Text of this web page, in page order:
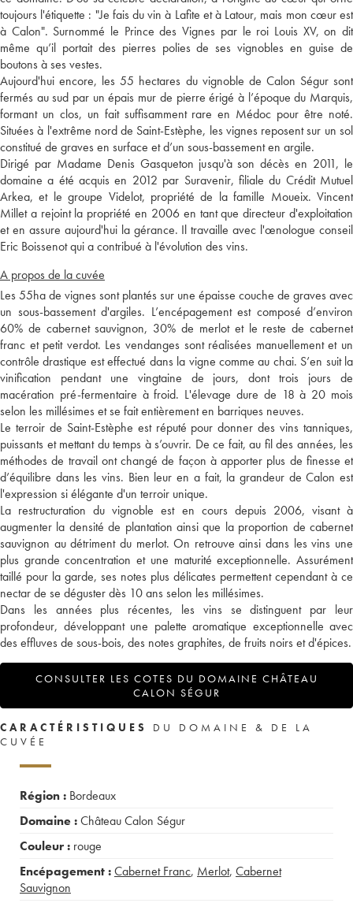
toujours l'étiquette : "Je fais du vin à Lafite et à Latour, mais mon cœur est
à Calon". Surnommé le Prince des Vignes par le roi Louis XV, on dit
même qu’il portait des pierres polies de ses vignobles en guise de
boutons à ses vestes.
Aujourd'hui encore, les 55 hectares du vignoble de Calon Ségur sont
fermés au sud par un épais mur de pierre érigé à l’époque du Marquis,
formant un clos, un fait suffisamment rare en Médoc pour être noté.
Situées à l'extrême nord de Saint-Estèphe, les vignes reposent sur un sol
constitué de graves en surface et d’un sous-bassement en argile.
Dirigé par Madame Denis Gasqueton jusqu'à son décès en 2011, le
domaine a été acquis en 2012 par Suravenir, filiale du Crédit Mutuel
Arkea, et le groupe Videlot, propriété de la famille Moueix. Vincent
Millet a rejoint la propriété en 2006 en tant que directeur d'exploitation
et en assure aujourd'hui la gérance. Il travaille avec l'œnologue conseil
Eric Boissenot qui a contribué à l'évolution des vins.
A propos de la cuvée
Les 55ha de vignes sont plantés sur une épaisse couche de graves avec
un sous-bassement d'argiles. L’encépagement est composé d’environ
60% de cabernet sauvignon, 30% de merlot et le reste de cabernet
franc et petit verdot. Les vendanges sont réalisées manuellement et un
contrôle drastique est effectué dans la vigne comme au chai. S’en suit la
vinification pendant une vingtaine de jours, dont trois jours de
macération pré-fermentaire à froid. L'élevage dure de 18 à 20 mois
selon les millésimes et se fait entièrement en barriques neuves.
Le terroir de Saint-Estèphe est réputé pour donner des vins tanniques,
puissants et mettant du temps à s’ouvrir. De ce fait, au fil des années, les
méthodes de travail ont changé de façon à apporter plus de finesse et
d’équilibre dans les vins. Bien leur en a fait, la grandeur de Calon est
l'expression si élégante d'un terroir unique.
La restructuration du vignoble est en cours depuis 2006, visant à
augmenter la densité de plantation ainsi que la proportion de cabernet
sauvignon au détriment du merlot. On retrouve ainsi dans les vins une
plus grande concentration et une maturité exceptionnelle. Assurément
taillé pour la garde, ses notes plus délicates permettent cependant à ce
nectar de se déguster dès 10 ans selon les millésimes.
Dans les années plus récentes, les vins se distinguent par leur
profondeur, développant une palette aromatique exceptionnelle avec
des effluves de sous-bois, des notes graphites, de fruits noirs et d'épices.
CONSULTER LES COTES DU DOMAINE CHÂTEAU
CALON SÉGUR
CARACTÉRISTIQUES
DU DOMAINE & DE LA
CUVÉE
Région : Bordeaux
Domaine :Château Calon Ségur
Couleur : rouge
Encépagement :Cabernet Franc, Merlot, Cabernet
Sauvignon